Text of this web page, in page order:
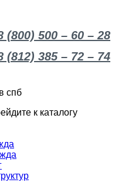
(800) 500 – 60 – 28
(812) 385 – 72 – 74
к каталогу